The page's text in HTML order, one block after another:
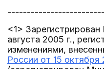
<1>
августа 2005 г.,
изменениями,
России от 15 октября